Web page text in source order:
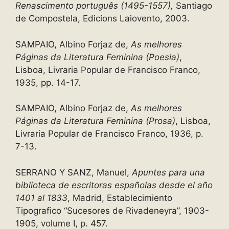
Renascimento português (1495-1557), Santiago
de Compostela, Edicions Laiovento, 2003.
SAMPAIO, Albino Forjaz de, As melhores
Páginas da Literatura Feminina (Poesia),
Lisboa, Livraria Popular de Francisco Franco,
1935, pp. 14-17.
SAMPAIO, Albino Forjaz de, As melhores
Páginas da Literatura Feminina (Prosa), Lisboa,
Livraria Popular de Francisco Franco, 1936, p.
7-13.
SERRANO Y SANZ, Manuel, Apuntes para una
biblioteca de escritoras españolas desde el año
1401 al 1833, Madrid, Establecimiento
Tipografico “Sucesores de Rivadeneyra”, 1903-
1905, volume I, p. 457.